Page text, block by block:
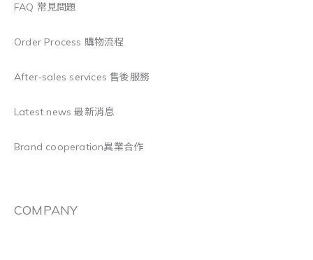
FAQ 常見問題
Order Process 購物流程
After-sales services 售後服務
Latest news 最新消息
Brand cooperation異業合作
COMPANY